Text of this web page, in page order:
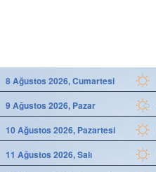
8 Ağustos 2026, Cumartesi
9 Ağustos 2026, Pazar
10 Ağustos 2026, Pazartesi
11 Ağustos 2026, Salı